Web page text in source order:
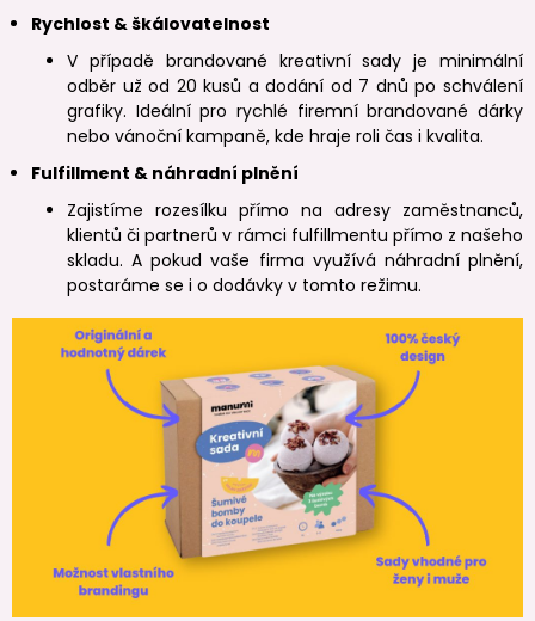
Rychlost & škálovatelnost
V případě brandované kreativní sady je minimální
odběr už od 20 kusů a dodání od 7 dnů po schválení
grafiky. Ideální pro rychlé firemní brandované dárky
nebo vánoční kampaně, kde hraje roli čas i kvalita.
Fulfillment & náhradní plnění
Zajistíme rozesílku přímo na adresy zaměstnanců,
klientů či partnerů v rámci fulfillmentu přímo z našeho
skladu. A pokud vaše firma využívá náhradní plnění,
postaráme se i o dodávky v tomto režimu.